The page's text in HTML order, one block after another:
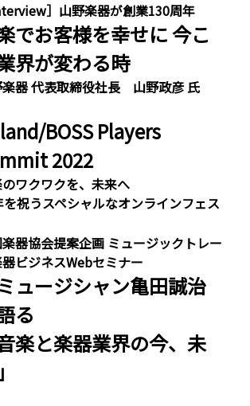
］山野楽器が創業130周年
でお客様を幸せに 今こ
界が変わる時
楽器 代表取締役社長 山野政彦 氏
BOSS Players
2022
ワクワクを、未来へ
を祝うスペシャルなオンラインフェス
器協会提案企画 ミュージックトレー
器ビジネスWebセミナー
ミュージシャン亀田誠治
る
楽と楽器業界の今、未